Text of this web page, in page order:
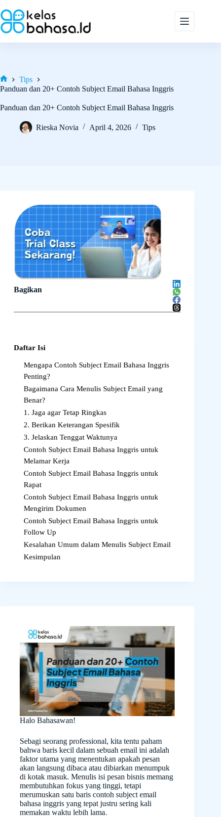
to
content
Home
Tips
Panduan dan 20+ Contoh Subject Email Bahasa Inggris
Panduan dan 20+ Contoh Subject Email Bahasa Inggris
Rieska Novia April 4, 2026 Tips
Halo Bahasawan!
Sebagi seorang professional, kita tentu paham
bahwa baris kecil dalam sebuah email ini adalah
faktor utama yang menentukan apakah pesan
akan langsung dibaca atau dibiarkan menumpuk
di kotak masuk. Menulis isi pesan bisnis memang
membutuhkan fokus yang tinggi, tetapi
merumuskan satu baris contoh subject email
bahasa inggris yang tepat justru sering kali
memakan waktu lebih lama.
Bagikan
Daftar Isi
Mengapa Contoh Subject Email Bahasa Inggris
Penting?
Bagaimana Cara Menulis Subject Email yang
Benar?
1. Jaga agar Tetap Ringkas
2. Berikan Keterangan Spesifik
3. Jelaskan Tenggat Waktunya
Contoh Subject Email Bahasa Inggris untuk
Melamar Kerja
Contoh Subject Email Bahasa Inggris untuk
Rapat
Contoh Subject Email Bahasa Inggris untuk
Mengirim Dokumen
Contoh Subject Email Bahasa Inggris untuk
Follow Up
Kesalahan Umum dalam Menulis Subject Email
Kesimpulan